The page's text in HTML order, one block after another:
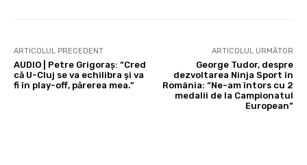
ARTICOLUL PRECEDENT
AUDIO | Petre Grigoraș: “Cred
că U-Cluj se va echilibra și va
fi în play-off, părerea mea.”
ARTICOLUL URMĂTOR
George Tudor, despre
dezvoltarea Ninja Sport în
România: “Ne-am întors cu 2
medalii de la Campionatul
European”